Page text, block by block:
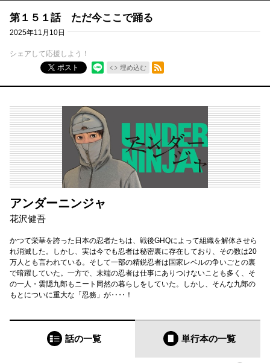
第１５１話 ただ今ここで踊る
2025年11月10日
シェアして応援しよう！
ポスト
埋め込む
RSSフィード
アンダーニンジャ
花沢健吾
かつて栄華を誇った日本の忍者たちは、戦後GHQによって組織を解体させら
れ消滅した。しかし、実は今でも忍者は秘密裏に存在しており、その数は20
万人とも言われている。そして一部の精鋭忍者は国家レベルの争いごとの裏
で暗躍していた。一方で、末端の忍者は仕事にありつけないことも多く、そ
の一人・雲隠九郎もニート同然の暮らしをしていた。しかし、そんな九郎の
もとについに重大な「忍務」が‥‥！
話の一覧 単行本の一覧